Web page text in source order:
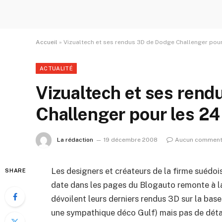
Accueil » Vizualtech et ses rendus 3D de Dodge Challenger
ACTUALITÉ
Vizualtech et ses
Challenger pour les
La rédaction 19 décembre 2008 Aucun
SHARE
Les designers et créateurs de la firme
date dans les pages du Blogauto remonte à
dévoilent leurs derniers rendus 3D sur la
une sympathique déco Gulf) mais pas de